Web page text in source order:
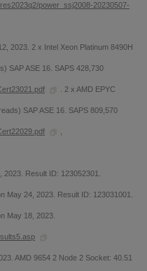
power_ssj2008-20230507-
2023. 2 x Intel Xeon Platinum 8490H
SAP ASE 16. SAPS 428,730
. 2 x AMD EPYC
SAP ASE 16. SAPS 809,570
Result ID: 123052301.
May 24, 2023. Result ID: 123031001.
May 18, 2023.
AMD 9654 2 Node 2 Socket: 40.51